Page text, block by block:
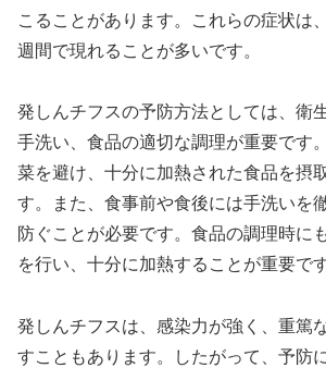
こることがあります。これらの症状は
週間で現れることが多いです。
発しんチフスの予防方法としては、衛
手洗い、食品の適切な調理が重要です
菜を避け、十分に加熱された食品を摂
す。また、食事前や食後には手洗いを
防ぐことが必要です。食品の調理時に
を行い、十分に加熱することが重要です
発しんチフスは、感染力が強く、重篤
すこともあります。したがって、予防